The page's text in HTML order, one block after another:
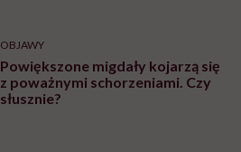
OBJAWY
Powiększone migdały kojarzą się
z poważnymi schorzeniami. Czy
słusznie?